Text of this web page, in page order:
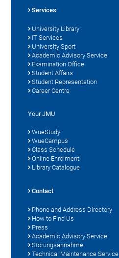
Services
University Library
IT Services
University Sport
Academic Advisory Service
Examination Office
Student Affairs
Student Representation
Career Centre
Your JMU
WueStudy
WueCampus
Class Schedule
Online Enrolment
Library Catalogue
Contact
Phone and Address Directory
How to Find Us
Press
Academic Advisory Service
Störungsannahme
Technical Maintenance Service